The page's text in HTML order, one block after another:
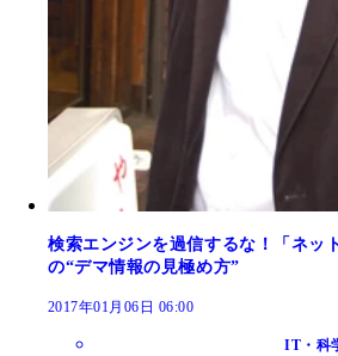
検索エンジンを過信するな！「ネッ
の“デマ情報の見極め方”
2017年01月06日 06:00
IT・科